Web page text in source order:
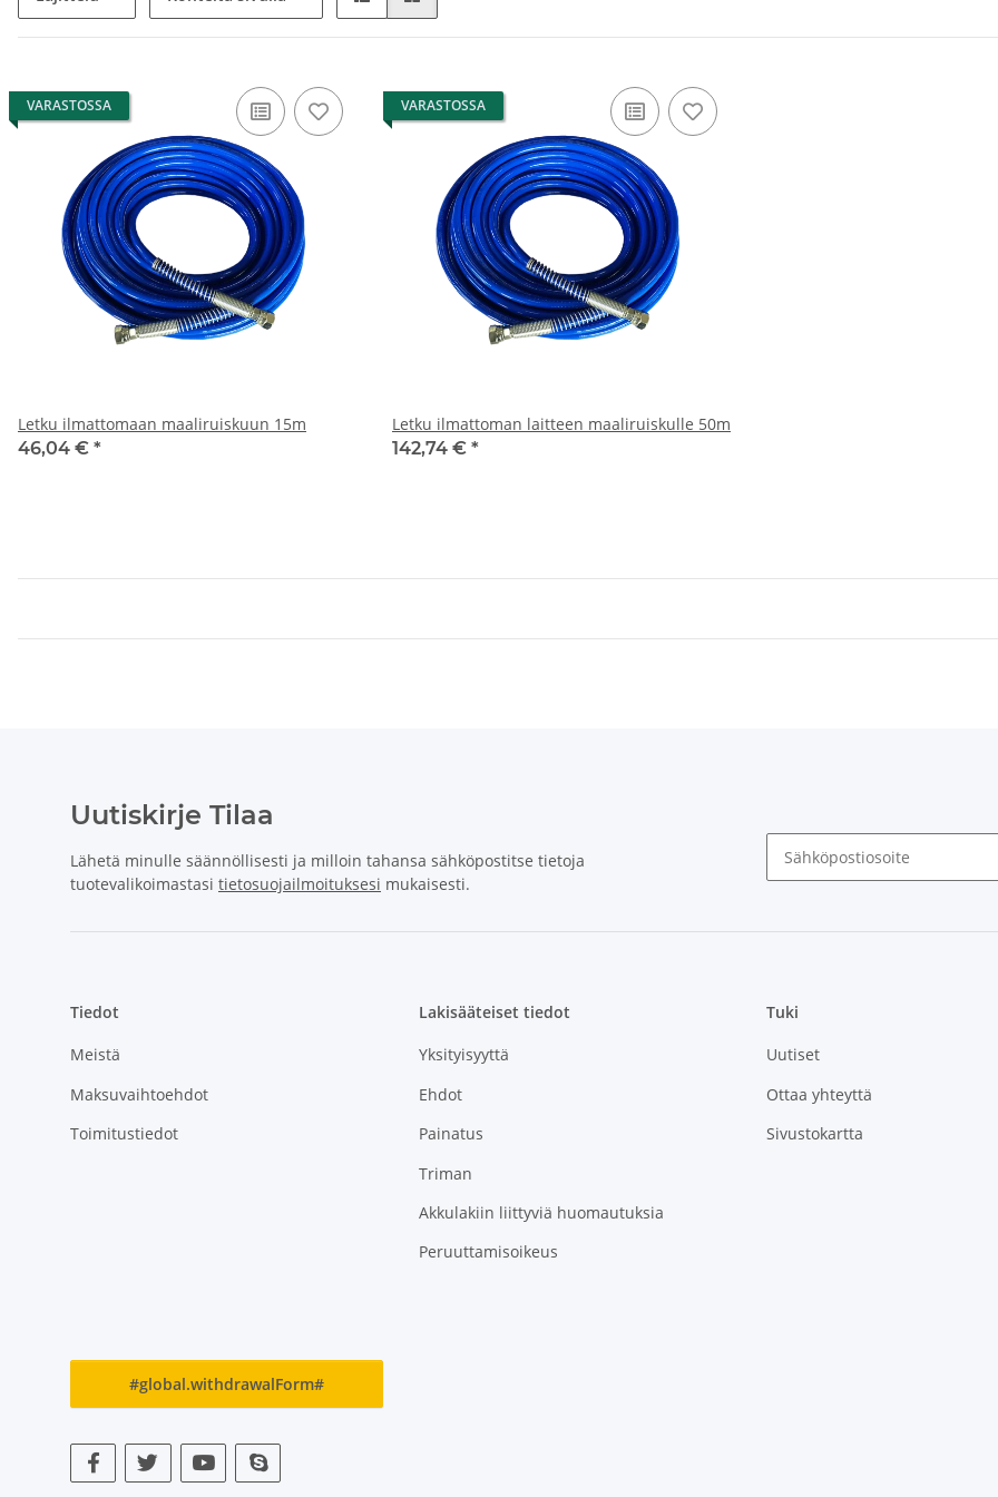
VARASTOSSA
Letku ilmattomaan maaliruiskuun 15m
46,04 € *
VARASTOSSA
Letku ilmattoman laitteen maaliruiskulle 50m
142,74 € *
Uutiskirje Tilaa
Lähetä minulle säännöllisesti ja milloin tahansa sähköpostitse tietoja
tuotevalikoimastasi tietosuojailmoituksesi mukaisesti.
Tiedot
Meistä
Maksuvaihtoehdot
Toimitustiedot
Lakisääteiset tiedot
Yksityisyyttä
Ehdot
Painatus
Triman
Akkulakiin liittyviä huomautuksia
Peruuttamisoikeus
Tuki
Uutiset
Ottaa yhteyttä
Sivustokartta
#global.withdrawalForm#